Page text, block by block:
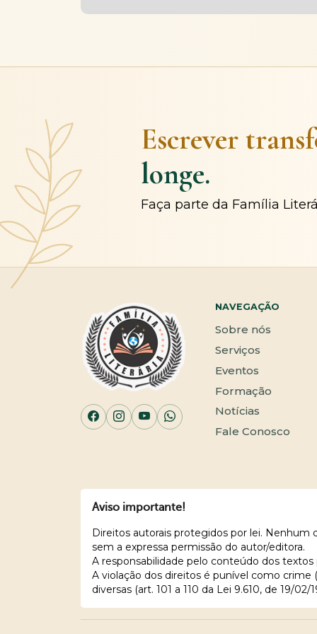
Escrever
longe.
Faça parte da Família
NAVEGAÇÃO
Sobre nós
Serviços
Eventos
Formação
Notícias
Fale Conosco
Aviso importante!
Direitos autorais protegidos por lei. Nenhum
sem a expressa permissão do autor/editora.
A responsabilidade pelo conteúdo dos
A violação dos direitos é punível como crime
diversas (art. 101 a 110 da Lei 9.610, de 19/